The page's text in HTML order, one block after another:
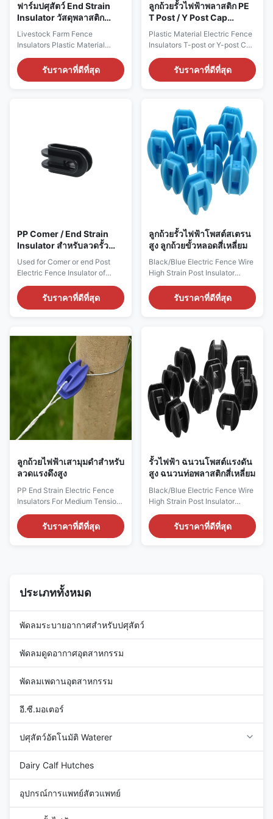
ฟาร์มปศุสัตว์ End Strain
Insulator วัสดุพลาสติก
Post Safety Cap Topper
Insulators
Livestock Farm Fence
Insulators Plastic Material
Electric Fence Post Topper
Insulators Post Safety Cap
TopperBlack Color Electric
Specifications Item code ...
รับราคาที่ดีที่สุด
ลูกถ้วยรั้วไฟฟ้าพลาสติก PE
T Post / Y Post Cap
Topper Insulators สีเหลือง
Plastic Material Electric Fence
Insulators T-post or Y-post Cap
Topper Insulators Yellow Color
Electric Fence Insulators
Features 1. Top and side fixing
running 2. Used for T or Y-posts
3. Top for wire up to 10mm 4.
Side for tape up to 45mm ...
รับราคาที่ดีที่สุด
PP Comer / End Strain
Insulator สำหรับลวดรั้ว
ไฟฟ้า
Used for Comer or end Post
Electric Fence Insulator of
Electric Fence Wire
Specification: Material : Plastic
Color:Black/Blue Middle hole
mm/2.4" x 1.26" x 126"(L*W*H)
Product Description: Designed
to withstand the additional
รับราคาที่ดีที่สุด
ลูกถ้วยรั้วไฟฟ้าโพสต์สเตรน
สูง ลูกถ้วยขั้วหลอดสี่เหลี่ยม
Black/Blue Electric Fence Wire
High Strain Post Insulator
Square Tube Terminal Rod
Insulators Electronic Fence
Fitting Specification: Material :
0.57" x 0.33" Total size: 61 x
32 x 32 mm/2.4" x 1.26" x 126"
(L*W*H) Product Description:
รับราคาที่ดีที่สุด
ลูกถ้วยไฟฟ้าเสามุมดำสำหรับ
ลวดแรงดึงสูง
PP End Strain Electric Fence
Insulators For Medium Tension
black fence tool PP material or
fiberglass medium-duty end
Designed to withstand the
additional ...
รับราคาที่ดีที่สุด
รั้วไฟฟ้า ฉนวนโพสต์แรงดัน
สูง ฉนวนท่อพลาสติกสี่เหลี่ยม
Black/Blue Electric Fence Wire
High Strain Post Insulator
Insulators Electronic Fence
Fitting Features: sunscreen,
รับราคาที่ดีที่สุด
ประเภททั้งหมด
พัดลมระบายอากาศสำหรับปศุสัตว์
พัดลมดูดอากาศอุตสาหกรรม
พัดลมเพดานอุตสาหกรรม
อี.ซี.มอเตอร์
ปศุสัตว์อัตโนมัติ Waterer
Dairy Calf Hutches
อุปกรณ์การแพทย์สัตวแพทย์